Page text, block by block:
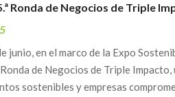
Ronda de Negocios de Triple
junio, en el marco de la Expo
de Negocios de Triple
sostenibles y empresas